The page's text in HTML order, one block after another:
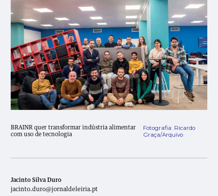
BRAINR quer transformar indústria alimentar
com uso de tecnologia
Fotografia: Ricardo
Graça/Arquivo
Jacinto Silva Duro
jacinto.duro@jornaldeleiria.pt